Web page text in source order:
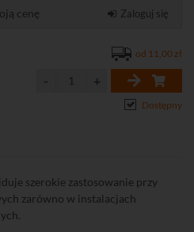
cenę Zaloguj się
od 11,00 zł
Dostępny
szerokie zastosowanie przy
zarówno w instalacjach